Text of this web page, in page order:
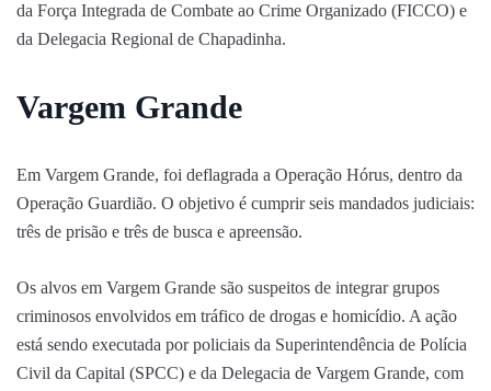
da Força Integrada de Combate ao Crime Organizado (FICCO) e
da Delegacia Regional de Chapadinha.
Vargem Grande
Em Vargem Grande, foi deflagrada a Operação Hórus, dentro da
Operação Guardião. O objetivo é cumprir seis mandados judiciais:
três de prisão e três de busca e apreensão.
Os alvos em Vargem Grande são suspeitos de integrar grupos
criminosos envolvidos em tráfico de drogas e homicídio. A ação
está sendo executada por policiais da Superintendência de Polícia
Civil da Capital (SPCC) e da Delegacia de Vargem Grande, com